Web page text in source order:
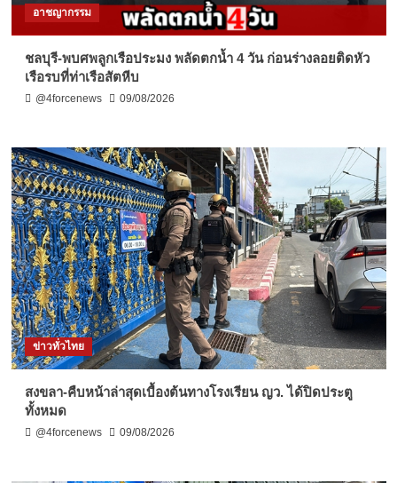
อาชญากรรม
ชลบุรี-พบศพลูกเรือประมง พลัดตกน้ำ 4 วัน ก่อนร่างลอยติดหัว
เรือรบที่ท่าเรือสัตหีบ
@4forcenews 09/08/2026
ข่าวทั่วไทย
สงขลา-คืบหน้าล่าสุดเบื้องต้นทางโรงเรียน ญว. ได้ปิดประตู
ทั้งหมด
@4forcenews 09/08/2026